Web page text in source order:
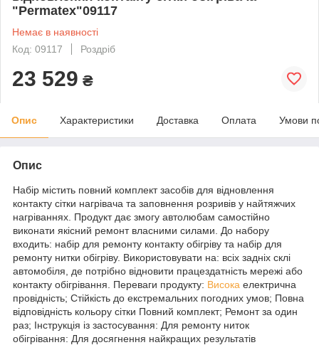
"Permatex"09117
Немає в наявності
Код: 09117
Роздріб
23 529 ₴
Опис Характеристики Доставка Оплата Умови
Опис
Набір містить повний комплект засобів для відновлення
контакту сітки нагрівача та заповнення розривів у найтяжчих
нагріваннях. Продукт дає змогу автолюбам самостійно
виконати якісний ремонт власними силами. До набору
входить: набір для ремонту контакту обігріву та набір для
ремонту нитки обігріву. Використовувати на: всіх задніх склі
автомобіля, де потрібно відновити працездатність мережі або
контакту обігрівання. Переваги продукту: Висока електрична
провідність; Стійкість до екстремальних погодних умов; Повна
відповідність кольору сітки Повний комплект; Ремонт за один
раз; Інструкція із застосування: Для ремонту ниток
обігрівання: Для досягнення найкращих результатів